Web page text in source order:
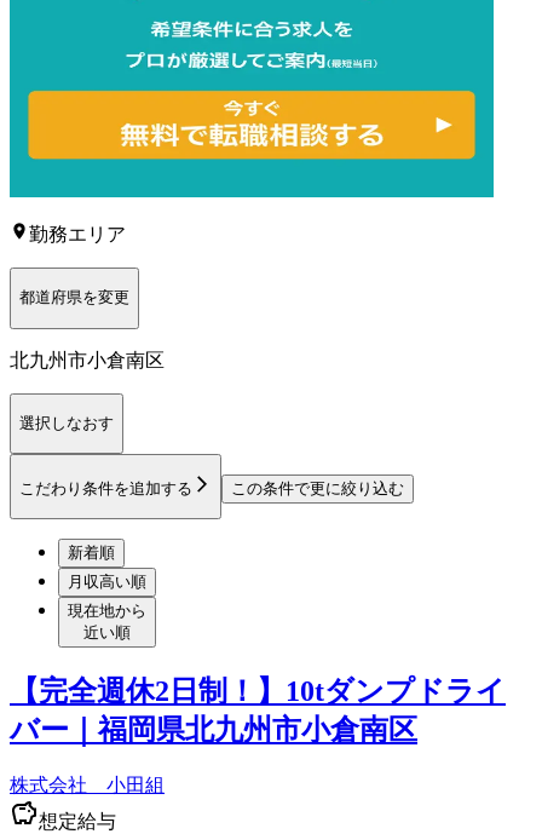
勤務エリア
都道府県を変更
北九州市小倉南区
選択しなおす
こだわり条件を追加する この条件で更に絞り込む
新着順
月収高い順
現在地から
近い順
【完全週休2日制！】10tダンプドライ
バー｜福岡県北九州市小倉南区
株式会社 小田組
想定給与